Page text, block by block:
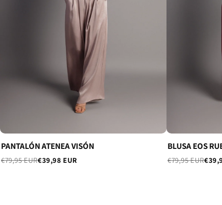
PANTALÓN ATENEA VISÓN
€79,95 EUR€39,98 EUR
BLUSA EOS
€79,95 EUR